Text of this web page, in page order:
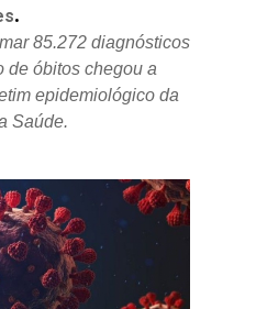
.
85.272 diagnósticos
de óbitos chegou a
epidemiológico da
Saúde.